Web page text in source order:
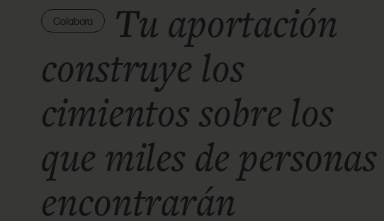
Colabora
Tu aportación
construye los
cimientos sobre los
que miles de personas
encontrarán